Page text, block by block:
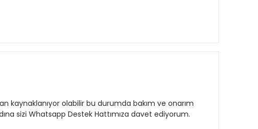
kaynaklanıyor olabilir bu durumda bakım ve onarım
sizi Whatsapp Destek Hattımıza davet ediyorum.